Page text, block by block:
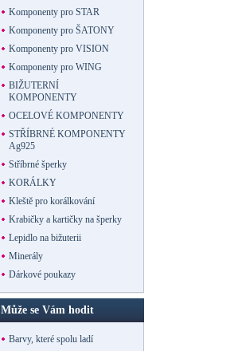
Komponenty pro STAR
Komponenty pro ŠATONY
Komponenty pro VISION
Komponenty pro WING
BIŽUTERNÍ
KOMPONENTY
OCELOVÉ KOMPONENTY
STŘÍBRNÉ KOMPONENTY
Ag925
Stříbrné šperky
KORÁLKY
Kleště pro korálkování
Krabičky a kartičky na šperky
Lepidlo na bižuterii
Minerály
Dárkové poukazy
Může se Vám hodit
Barvy, které spolu ladí